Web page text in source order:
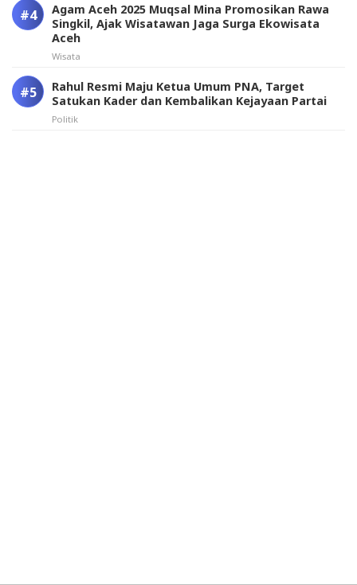
Agam Aceh 2025 Muqsal Mina Promosikan Rawa
Singkil, Ajak Wisatawan Jaga Surga Ekowisata
Aceh
Wisata
Rahul Resmi Maju Ketua Umum PNA, Target
Satukan Kader dan Kembalikan Kejayaan Partai
Politik